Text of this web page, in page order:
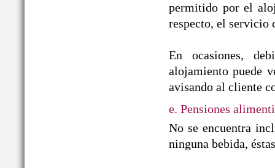
permitido por el
respecto, el servicio
En ocasiones,
alojamiento puede
avisando al cliente
e. Pensiones
No se encuentra
ninguna bebida,